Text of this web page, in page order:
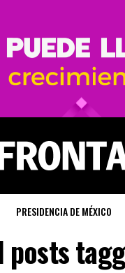
PRESIDENCIA DE MÉXICO
posts